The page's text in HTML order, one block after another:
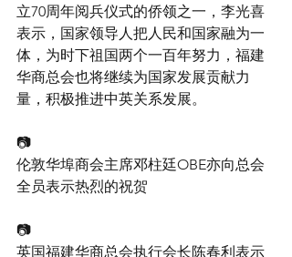
立70周年阅兵仪式的侨领之一，李光喜
表示，国家领导人把人民和国家融为一
体，为时下祖国两个一百年努力，福建
华商总会也将继续为国家发展贡献力
量，积极推进中英关系发展。
📷
伦敦华埠商会主席邓柱廷OBE亦向总会
全员表示热烈的祝贺
📷
英国福建华商总会执行会长陈春利表示